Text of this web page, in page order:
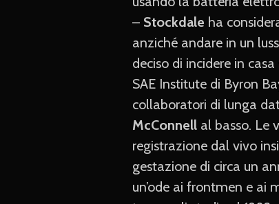
­– Stockdale ha
anziché andare in un
deciso di incidere in
SAE Institute di Byron
collaboratori di lunga
McConnell al basso. Le
registrazione dal vivo
gestazione di circa un
un’ode ai frontmen e ai